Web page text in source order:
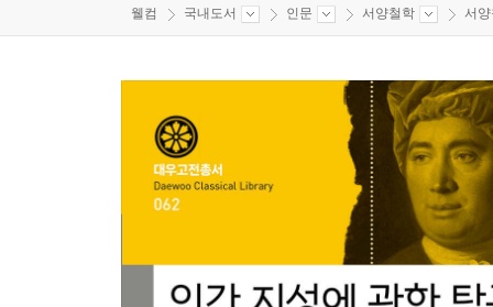
웰컴 국내도서 인문 서양철학 서